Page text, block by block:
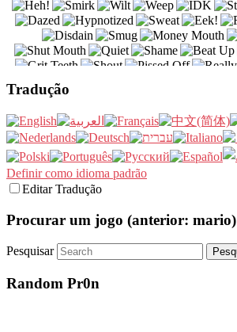
Tradução
Definir como idioma padrão
Editar Tradução
Procurar um jogo (anterior: mario)
Pesquisar
Random Pr0n